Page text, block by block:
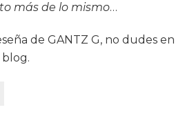
más de lo mismo…
de GANTZ G, no dudes en